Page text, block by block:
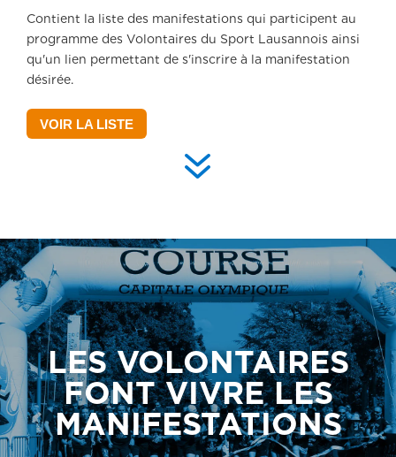
Contient la liste des manifestations qui participent au
programme des Volontaires du Sport Lausannois ainsi
qu'un lien permettant de s'inscrire à la manifestation
désirée.
VOIR LA LISTE
7
LES VOLONTAIRES
FONT VIVRE LES
MANIFESTATIONS